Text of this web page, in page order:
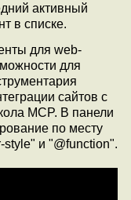
активный
в списке.
для web-
для
сайтов с
MCP. В панели
по месту
и "@function".